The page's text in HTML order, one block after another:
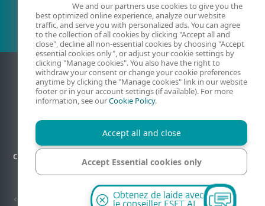
Contact Confidentialité Informations légales
© 1992-2026 ESET, spol. s r.o. Tous les droits sont réservés. Les marques
commerciales qui y sont utilisées sont des marques commerciales ou des marques
Obtenez de laide avec
We and our partners use cookies to give you the
best optimized online experience, analyze our website
traffic, and serve you with personalized ads. You can agree
to the collection of all cookies by clicking "Accept all and
close", decline all non-essential cookies by choosing "Accept
essential cookies only", or adjust your cookie settings by
clicking "Manage cookies". You also have the right to
withdraw your consent or change your cookie preferences
anytime by clicking the "Manage cookies" link in our website
footer or in your account settings (if available). For more
information, see ourCookie Policy.
Accept all and close
Accept Essential cookies only
Manage cookies